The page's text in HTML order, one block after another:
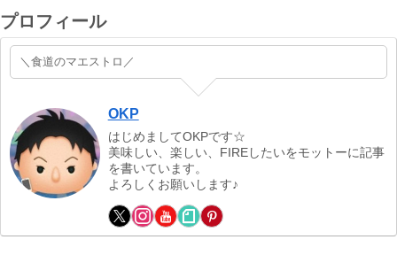
プロフィール
＼食道のマエストロ／
OKP
はじめましてOKPです☆
美味しい、楽しい、FIREしたいをモットーに記事
を書いています。
よろしくお願いします♪